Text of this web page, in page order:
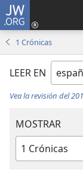
JW.ORG
1 Crónicas
LEER EN
Vea la revisión del
MOSTRAR
Libro